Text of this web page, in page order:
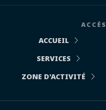
ACCUEIL
SERVICES
ZONE D'ACTIVITÉ